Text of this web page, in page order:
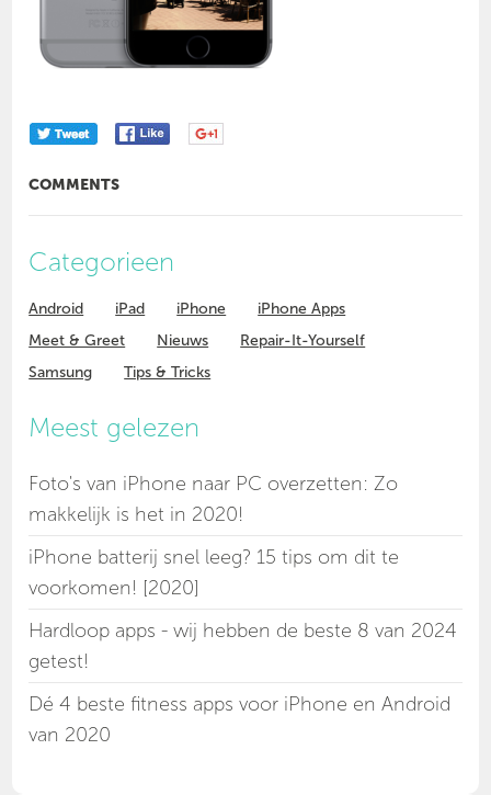
COMMENTS
Categorieen
Android iPad iPhone
iPhone Apps
Meet & Greet
Nieuws
Repair-It-Yourself
Samsung
Tips & Tricks
Meest gelezen
Foto's van iPhone naar PC overzetten: Zo
makkelijk is het in 2020!
iPhone batterij snel leeg? 15 tips om dit te
voorkomen! [2020]
Hardloop apps - wij hebben de beste 8 van 2024
getest!
Dé 4 beste fitness apps voor iPhone en Android
van 2020